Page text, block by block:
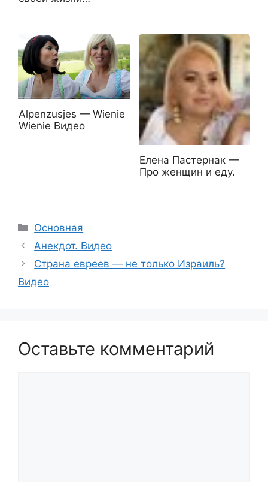
Alpenzusjes — Wienie
Wienie Видео
Елена Пастернак —
Про женщин и еду.
Рубрики
Основная
Анекдот. Видео
Страна евреев — не только Израиль?
Видео
Оставьте комментарий